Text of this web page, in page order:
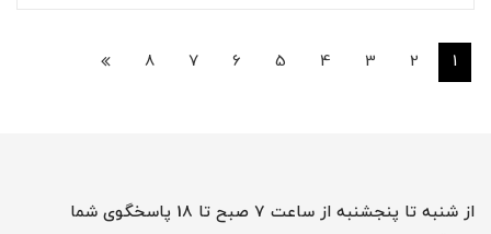
1
2
3
4
5
6
7
8
از شنبه تا پنجشنبه از ساعت 7 صبح تا 18 پاسخگوی شما